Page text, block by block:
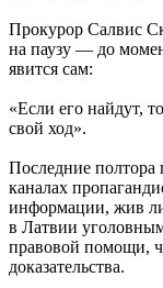
Прокурор Салвис
на паузу — до
явится сам:
«Если его найдут,
свой ход».
Последние полтора
каналах
информации, жив
в Латвии
правовой помощи,
доказательства.